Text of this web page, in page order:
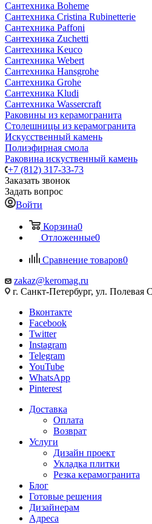
Сантехника Boheme
Сантехника Cristina Rubinetterie
Сантехника Paffoni
Сантехника Zuchetti
Сантехника Keuco
Сантехника Webert
Сантехника Hansgrohe
Сантехника Grohe
Сантехника Kludi
Сантехника Wassercraft
Раковины из керамогранита
Столешницы из керамогранита
Искусственный камень
Полиэфирная смола
Раковина искуственный камень
+7 (812) 317-33-73
Заказать звонок
Задать вопрос
Войти
Корзина0
Отложенные0
Сравнение товаров0
zakaz@keromag.ru
г. Санкт-Петербург, ул. Полевая
Вконтакте
Facebook
Twitter
Instagram
Telegram
YouTube
WhatsApp
Pinterest
Доставка
Оплата
Возврат
Услуги
Дизайн проект
Укладка плитки
Резка керамогранита
Блог
Готовые решения
Дизайнерам
Адреса